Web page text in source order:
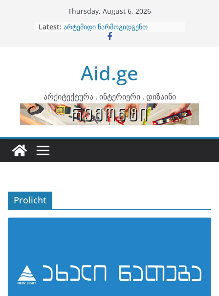
Thursday, August 6, 2026
Latest: არტემიდი წარმოგიდგენთ
ბინების გაერთიანება
ტონები
ინტერიერის დიზიანი
Aid.ge
არქიტექტურა , ინტერიერი , დიზაინი
Prolicht